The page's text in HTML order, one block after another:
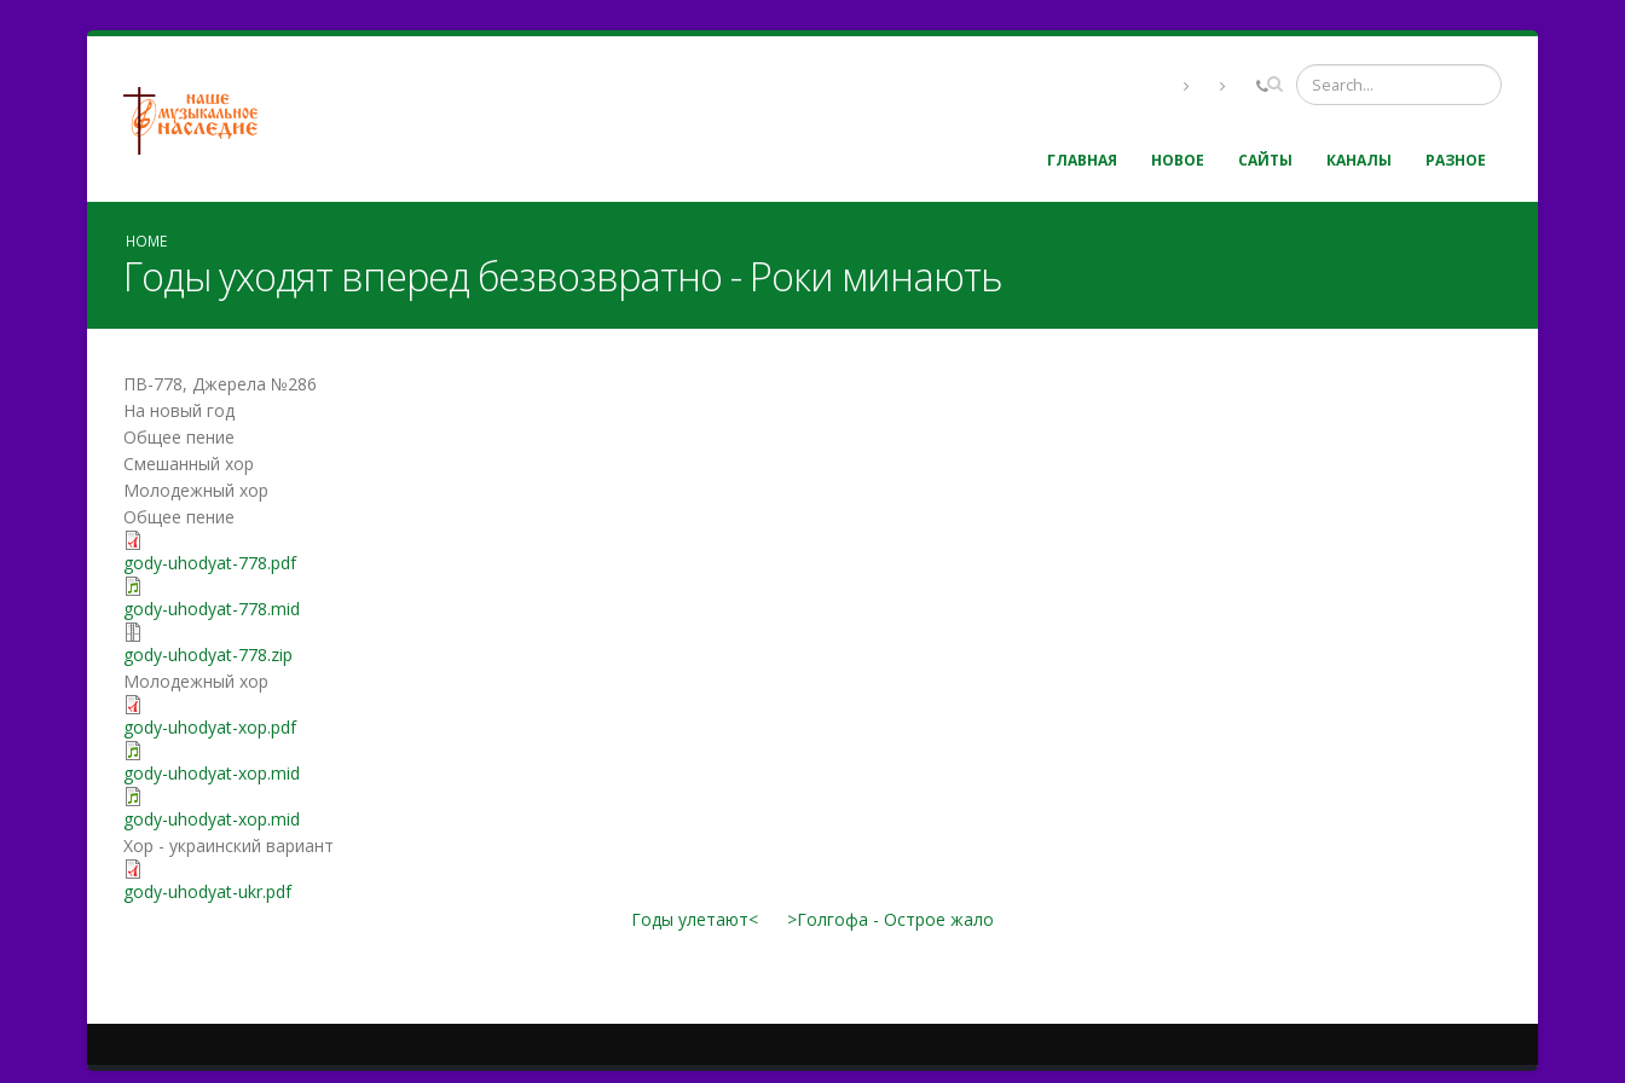
ГЛАВНАЯ НОВОЕ САЙТЫ КАНАЛЫ РАЗНОЕ
HOME
Годы уходят вперед безвозвратно - Роки минають
ПВ-778, Джерела №286
На новый год
Общее пение
Смешанный хор
Молодежный хор
Общее пение
gody-uhodyat-778.pdf
gody-uhodyat-778.mid
gody-uhodyat-778.zip
Молодежный хор
gody-uhodyat-xop.pdf
gody-uhodyat-xop.mid
gody-uhodyat-xop.mid
Хор - украинский вариант
gody-uhodyat-ukr.pdf
Годы улетают<
>Голгофа - Острое жало